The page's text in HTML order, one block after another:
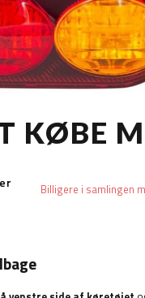
KØBE
Billigere i samlingen